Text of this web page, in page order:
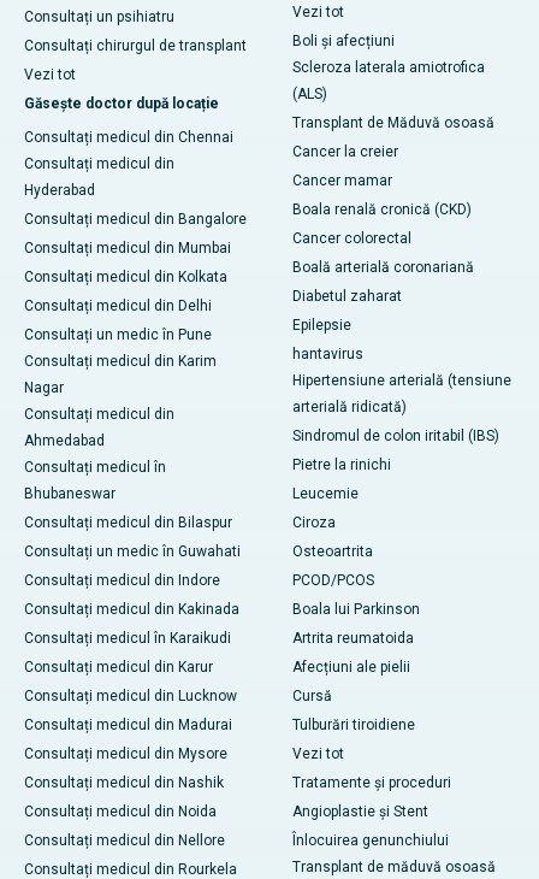
Consultați un psihiatru
Consultați chirurgul de transplant
Vezi tot
Găsește doctor după locație
Consultați medicul din Chennai
Consultați medicul din
Hyderabad
Consultați medicul din Bangalore
Consultați medicul din Mumbai
Consultați medicul din Kolkata
Consultați medicul din Delhi
Consultați un medic în Pune
Consultați medicul din Karim
Nagar
Consultați medicul din
Ahmedabad
Consultați medicul în
Bhubaneswar
Consultați medicul din Bilaspur
Consultați un medic în Guwahati
Consultați medicul din Indore
Consultați medicul din Kakinada
Consultați medicul în Karaikudi
Consultați medicul din Karur
Consultați medicul din Lucknow
Consultați medicul din Madurai
Consultați medicul din Mysore
Consultați medicul din Nashik
Consultați medicul din Noida
Consultați medicul din Nellore
Consultați medicul din Rourkela
Vezi tot
Boli și afecțiuni
Scleroza laterala amiotrofica
(ALS)
Transplant de Măduvă osoasă
Cancer la creier
Cancer mamar
Boala renală cronică (CKD)
Cancer colorectal
Boală arterială coronariană
Diabetul zaharat
Epilepsie
hantavirus
Hipertensiune arterială (tensiune
arterială ridicată)
Sindromul de colon iritabil (IBS)
Pietre la rinichi
Leucemie
Ciroza
Osteoartrita
PCOD/PCOS
Boala lui Parkinson
Artrita reumatoida
Afecțiuni ale pielii
Cursă
Tulburări tiroidiene
Vezi tot
Tratamente și proceduri
Angioplastie și Stent
Înlocuirea genunchiului
Transplant de măduvă osoasă